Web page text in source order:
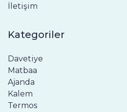
İletişim
Kategoriler
Davetiye
Matbaa
Ajanda
Kalem
Termos